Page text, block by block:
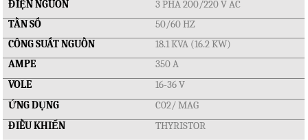
ĐIỆN NGUỒN
3 PHA 200/220 V AC
TẦN SỐ
50/60 HZ
CÔNG SUẤT NGUỒN
18.1 KVA (16.2 KW)
AMPE
350 A
VOLE
16-36 V
ỨNG DỤNG
C02/ MAG
ĐIỀU KHIỂN
THYRISTOR